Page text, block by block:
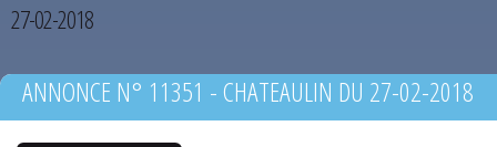
27-02-2018
ANNONCE N° 11351 - CHATEAULIN DU 27-02-2018